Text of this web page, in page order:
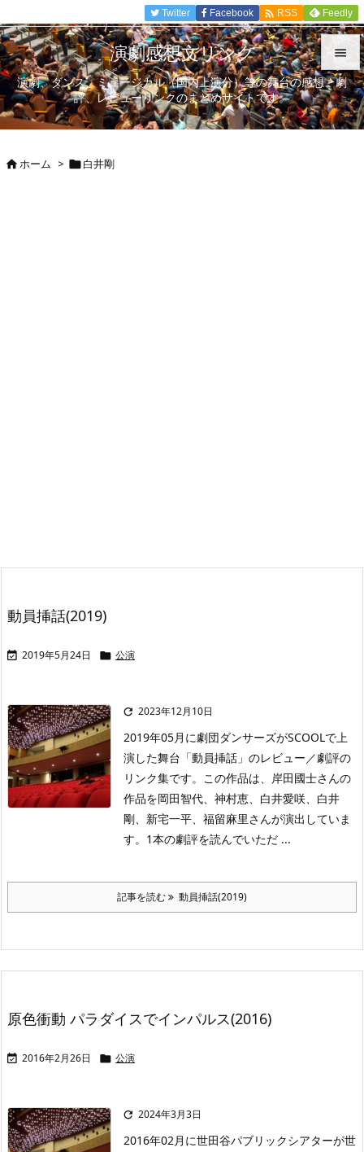


メニュ

Twitter Facebook  RSS Feedly
演劇感想文リンク
演劇、ダンス、ミュージカル（国内上演分）等の舞台の感想、劇
評、レビューリンクのまとめサイトです。
ホーム > 白井剛
動員挿話(2019)
 2019年5月24日  公演
 2023年12月10日
2019年05月に劇団ダンサーズがSCOOLで上
演した舞台「動員挿話」のレビュー／劇評の
リンク集です。この作品は、岸田國士さんの
作品を岡田智代、神村恵、白井愛咲、白井
剛、新宅一平、福留麻里さんが演出していま
す。1本の劇評を読んでいただ ...
記事を読む 動員挿話(2019)
原色衝動 パラダイスでインパルス(2016)
 2016年2月26日  公演
 2024年3月3日
2016年02月に世田谷パブリックシアターが世